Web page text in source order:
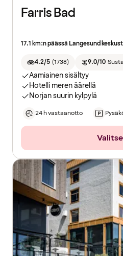
Farris Bad
17.1 km:n päässä Langesund
4.2/5 (1738) 9.0/10
Aamiainen sisältyy
Hotelli meren äärellä
Norjan suurin kylpylä
24 h vastaanotto